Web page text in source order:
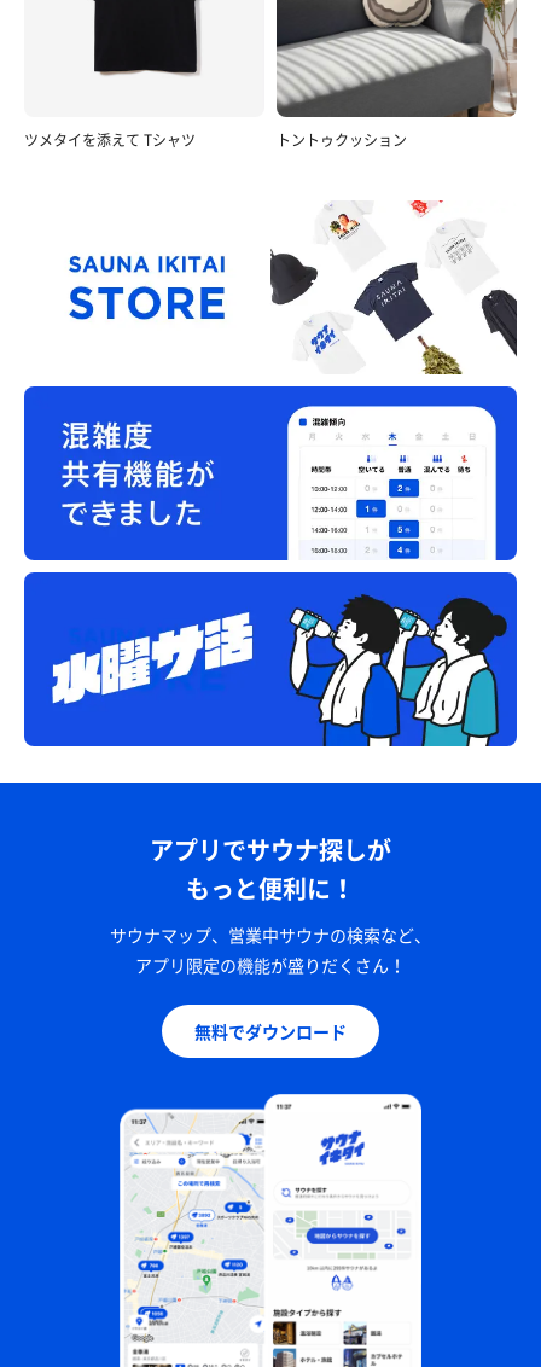
ツメタイを添えて Tシャツ トントゥクッション
アプリでサウナ探しが
もっと便利に！
サウナマップ、営業中サウナの検索など、
アプリ限定の機能が盛りだくさん！
無料でダウンロード